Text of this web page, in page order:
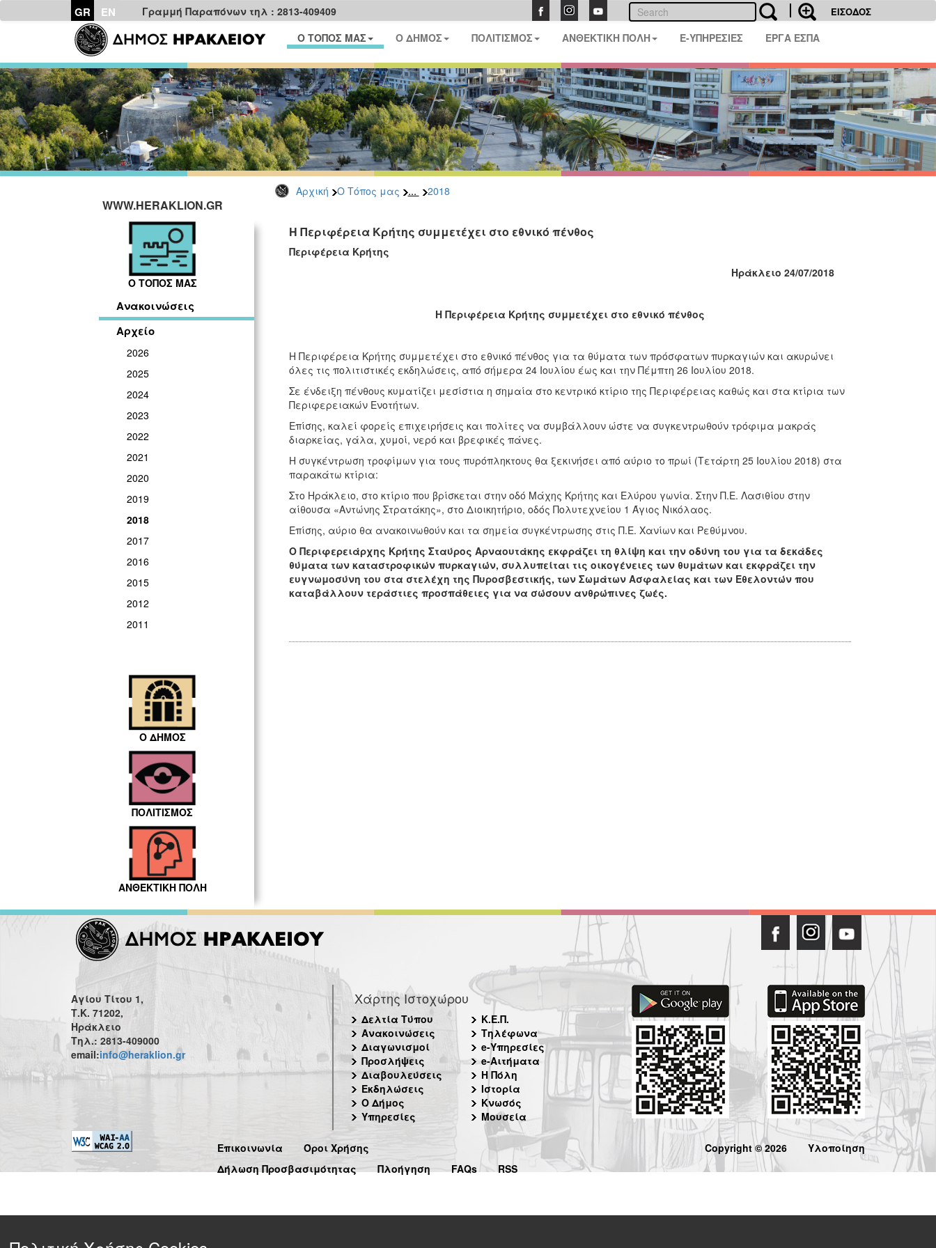
GR EN Γραμμή Παραπόνων τηλ : 2813-409409 ΕΙΣΟΔΟΣ
Ο ΤΟΠΟΣ ΜΑΣ Ο ΔΗΜΟΣ ΠΟΛΙΤΙΣΜΟΣ ΑΝΘΕΚΤΙΚΗ ΠΟΛΗ E-ΥΠΗΡΕΣΙΕΣ ΕΡΓΑ ΕΣΠΑ
Αρχική Ο Τόπος μας ... 2018
WWW.HERAKLION.GR
Ο ΤΟΠΟΣ ΜΑΣ
Ανακοινώσεις
Αρχείο
2026
2025
2024
2023
2022
2021
2020
2019
2018
2017
2016
2015
2012
2011
Ο ΔΗΜΟΣ
ΠΟΛΙΤΙΣΜΟΣ
ΑΝΘΕΚΤΙΚΗ ΠΟΛΗ
Η Περιφέρεια Κρήτης συμμετέχει στο εθνικό πένθος
Περιφέρεια Κρήτης
Ηράκλειο 24/07/2018
Η Περιφέρεια Κρήτης συμμετέχει στο εθνικό πένθος
Η Περιφέρεια Κρήτης συμμετέχει στο εθνικό πένθος για τα θύματα των πρόσφατων πυρκαγιών και ακυρώνει
όλες τις πολιτιστικές εκδηλώσεις, από σήμερα 24 Ιουλίου έως και την Πέμπτη 26 Ιουλίου 2018.
Σε ένδειξη πένθους κυματίζει μεσίστια η σημαία στο κεντρικό κτίριο της Περιφέρειας καθώς και στα κτίρια των
Περιφερειακών Ενοτήτων.
Επίσης, καλεί φορείς επιχειρήσεις και πολίτες να συμβάλλουν ώστε να συγκεντρωθούν τρόφιμα μακράς
διαρκείας, γάλα, χυμοί, νερό και βρεφικές πάνες.
Η συγκέντρωση τροφίμων για τους πυρόπληκτους θα ξεκινήσει από αύριο το πρωί (Τετάρτη 25 Ιουλίου 2018) στα
παρακάτω κτίρια:
Στο Ηράκλειο, στο κτίριο που βρίσκεται στην οδό Μάχης Κρήτης και Ελύρου γωνία. Στην Π.Ε. Λασιθίου στην
αίθουσα «Αντώνης Στρατάκης», στο Διοικητήριο, οδός Πολυτεχνείου 1 Άγιος Νικόλαος.
Επίσης, αύριο θα ανακοινωθούν και τα σημεία συγκέντρωσης στις Π.Ε. Χανίων και Ρεθύμνου.
Ο Περιφερειάρχης Κρήτης Σταύρος Αρναουτάκης εκφράζει τη θλίψη και την οδύνη του για τα δεκάδες
θύματα των καταστροφικών πυρκαγιών, συλλυπείται τις οικογένειες των θυμάτων και εκφράζει την
ευγνωμοσύνη του στα στελέχη της Πυροσβεστικής, των Σωμάτων Ασφαλείας και των Εθελοντών που
καταβάλλουν τεράστιες προσπάθειες για να σώσουν ανθρώπινες ζωές.
Αγίου Τίτου 1,
Τ.Κ. 71202,
Ηράκλειο
Τηλ.: 2813-409000
email:info@heraklion.gr
Χάρτης Ιστοχώρου
Δελτία Τύπου
Ανακοινώσεις
Διαγωνισμοί
Προσλήψεις
Διαβουλεύσεις
Εκδηλώσεις
Ο Δήμος
Υπηρεσίες
Κ.Ε.Π.
Τηλέφωνα
e-Υπηρεσίες
e-Αιτήματα
Η Πόλη
Ιστορία
Κνωσός
Μουσεία
Επικοινωνία
Όροι Χρήσης
Δήλωση Προσβασιμότητας
Πλοήγηση FAQs RSS
Copyright © 2026 Υλοποίηση